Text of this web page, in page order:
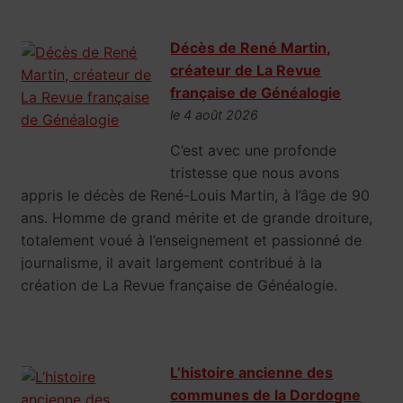
Décès de René Martin,
créateur de La Revue
française de Généalogie
le 4 août 2026
C’est avec une profonde
tristesse que nous avons
appris le décès de René-Louis Martin, à l’âge de 90
ans. Homme de grand mérite et de grande droiture,
totalement voué à l’enseignement et passionné de
journalisme, il avait largement contribué à la
création de La Revue française de Généalogie.
L’histoire ancienne des
communes de la Dordogne